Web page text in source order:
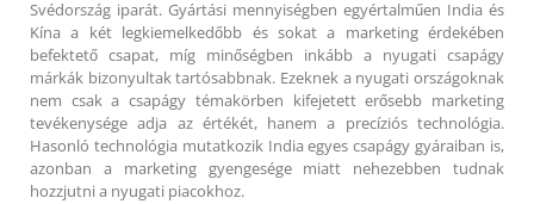
Svédország iparát. Gyártási mennyiségben egyértalműen India és
Kína a két legkiemelkedőbb és sokat a marketing érdekében
befektető csapat, míg minőségben inkább a nyugati csapágy
márkák bizonyultak tartósabbnak. Ezeknek a nyugati országoknak
nem csak a csapágy témakörben kifejetett erősebb marketing
tevékenysége adja az értékét, hanem a precíziós technológia.
Hasonló technológia mutatkozik India egyes csapágy gyáraiban is,
azonban a marketing gyengesége miatt nehezebben tudnak
hozzjutni a nyugati piacokhoz.